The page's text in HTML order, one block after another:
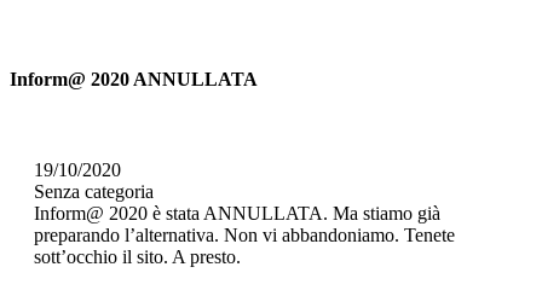
Inform@ 2020 ANNULLATA
19/10/2020
Senza categoria
Inform@ 2020 è stata ANNULLATA. Ma stiamo già
preparando l’alternativa. Non vi abbandoniamo. Tenete
sott’occhio il sito. A presto.